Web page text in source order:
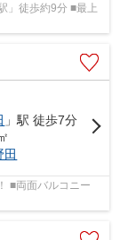
」徒歩約9分 ■最上
」駅 徒歩7分
田
■両面バルコニー